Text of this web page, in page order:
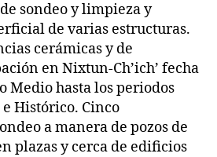
sondeo y limpieza y
de varias estructuras.
cerámicas y de
en Nixtun-Ch’ich’ fecha
Medio hasta los periodos
Histórico. Cinco
a manera de pozos de
plazas y cerca de edificios